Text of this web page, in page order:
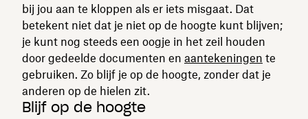
bij jou aan te kloppen als er iets misgaat. Dat
betekent niet dat je niet op de hoogte kunt blijven;
je kunt nog steeds een oogje in het zeil houden
door gedeelde documenten en aantekeningen te
gebruiken. Zo blijf je op de hoogte, zonder dat je
anderen op de hielen zit.
Blijf op de hoogte